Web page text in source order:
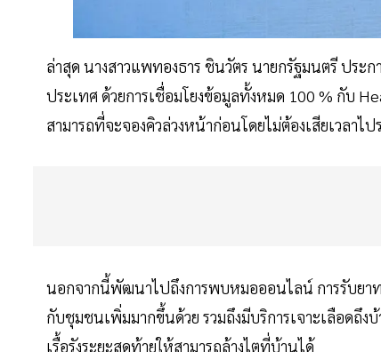
ล่าสุด นางสาวแพทองธาร ชินวัตร นายกรัฐมนตรี ปร
ประเทศ ด้วยการเชื่อมโยงข้อมูลทั้งหมด 100 % กับ
สามารถที่จะจองคิวล่วงหน้าก่อนโดยไม่ต้องเสียเวลา
นอกจากนี้พัฒนาไปถึงการพบหมอออนไลน์ การรับยาท
กับชุมชนเพิ่มมากขึ้นด้วย รวมถึงมีบริการเจาะเลือดถึง
เรื้อรังระยะสุดท้ายให้สามารถล้างไตที่บ้านได้